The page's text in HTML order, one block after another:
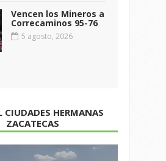
Vencen los Mineros a
Correcaminos 95-76
5 agosto, 2026
CIUDADES HERMANAS
ZACATECAS